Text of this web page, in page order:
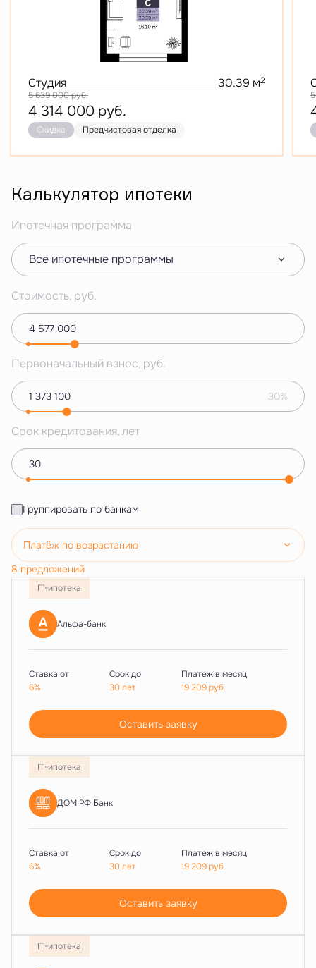
Студия 30.39 м2
5 639 000руб.
4 314 000 руб.
Скидка Предчистовая отделка
Калькулятор ипотеки
Ипотечная программа
Все ипотечные программы
Стоимость, руб.
Первоначальный взнос, руб.
30%
Срок кредитования, лет
Группировать по банкам
Платёж по возрастанию
8 предложений
IT-ипотека
Альфа-банк
Ставка от
6%
Срок до
30 лет
Платеж в месяц
19 209руб.
Оставить заявку
IT-ипотека
ДОМ РФ Банк
Ставка от
6%
Срок до
30 лет
Платеж в месяц
19 209руб.
Оставить заявку
IT-ипотека